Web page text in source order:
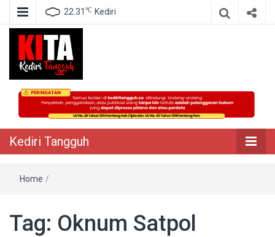
22.31 ℃ Kediri
Kediri Tangguh
Berita Akurat Terpercaya
Kediri Tangguh
Home /
Tag: Oknum Satpol